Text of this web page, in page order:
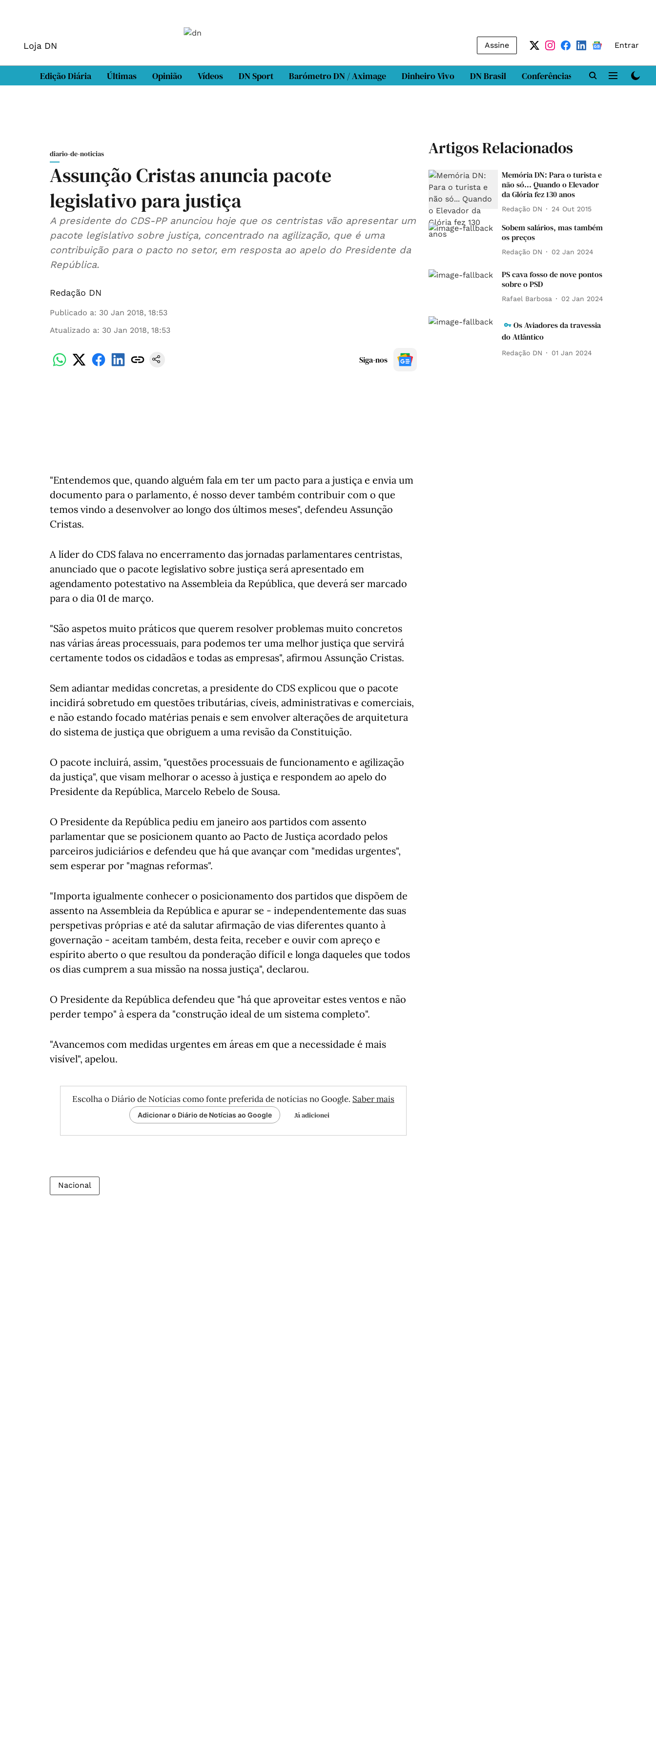
Loja DN Assine Entrar
Edição Diária Últimas Opinião Vídeos DN Sport Barómetro DN / Aximage Dinheiro Vivo DN Brasil Conferências DN LAB
diario-de-noticias
Assunção Cristas anuncia pacote
legislativo para justiça
A presidente do CDS-PP anunciou hoje que os centristas vão apresentar um
pacote legislativo sobre justiça, concentrado na agilização, que é uma
contribuição para o pacto no setor, em resposta ao apelo do Presidente da
República.
Redação DN
Publicado a: 30 Jan 2018, 18:53
Atualizado a: 30 Jan 2018, 18:53
Siga-nos
"Entendemos que, quando alguém fala em ter um pacto para a justiça e envia um
documento para o parlamento, é nosso dever também contribuir com o que
temos vindo a desenvolver ao longo dos últimos meses", defendeu Assunção
Cristas.
A líder do CDS falava no encerramento das jornadas parlamentares centristas,
anunciado que o pacote legislativo sobre justiça será apresentado em
agendamento potestativo na Assembleia da República, que deverá ser marcado
para o dia 01 de março.
"São aspetos muito práticos que querem resolver problemas muito concretos
nas várias áreas processuais, para podemos ter uma melhor justiça que servirá
certamente todos os cidadãos e todas as empresas", afirmou Assunção Cristas.
Sem adiantar medidas concretas, a presidente do CDS explicou que o pacote
incidirá sobretudo em questões tributárias, cíveis, administrativas e comerciais,
e não estando focado matérias penais e sem envolver alterações de arquitetura
do sistema de justiça que obriguem a uma revisão da Constituição.
O pacote incluirá, assim, "questões processuais de funcionamento e agilização
da justiça", que visam melhorar o acesso à justiça e respondem ao apelo do
Presidente da República, Marcelo Rebelo de Sousa.
O Presidente da República pediu em janeiro aos partidos com assento
parlamentar que se posicionem quanto ao Pacto de Justiça acordado pelos
parceiros judiciários e defendeu que há que avançar com "medidas urgentes",
sem esperar por "magnas reformas".
"Importa igualmente conhecer o posicionamento dos partidos que dispõem de
assento na Assembleia da República e apurar se - independentemente das suas
perspetivas próprias e até da salutar afirmação de vias diferentes quanto à
governação - aceitam também, desta feita, receber e ouvir com apreço e
espírito aberto o que resultou da ponderação difícil e longa daqueles que todos
os dias cumprem a sua missão na nossa justiça", declarou.
O Presidente da República defendeu que "há que aproveitar estes ventos e não
perder tempo" à espera da "construção ideal de um sistema completo".
"Avancemos com medidas urgentes em áreas em que a necessidade é mais
visível", apelou.
Escolha o Diário de Notícias como fonte preferida de notícias no Google. Saber mais
Adicionar o Diário de Notícias ao Google Já adicionei
Nacional
Artigos Relacionados
Memória DN: Para o turista e
não só... Quando o Elevador
da Glória fez 130 anos
Redação DN 24 Out 2015
Sobem salários, mas também
os preços
Redação DN 02 Jan 2024
PS cava fosso de nove pontos
sobre o PSD
Rafael Barbosa 02 Jan 2024
Os Aviadores da travessia
do Atlântico
Redação DN 01 Jan 2024